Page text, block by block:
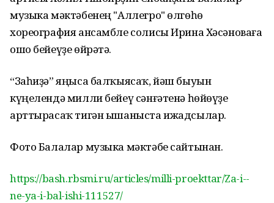
музыка мәктәбенең "Аллегро" өлгөһө
хореография ансамбле солисы Ирина Хәсәноваға
ошо бейеүҙе өйрәтә.
“Заһиҙә” яңыса балҡыясаҡ, йәш быуын
күңелендә милли бейеү сәнғәтенә һөйөүҙе
арттырасаҡ тигән ышаныста ижадсылар.
Фото Балалар музыка мәктәбе сайтынан.
https://bash.rbsmi.ru/articles/milli-proekttar/Za-i--
ne-ya-i-bal-ishi-111527/